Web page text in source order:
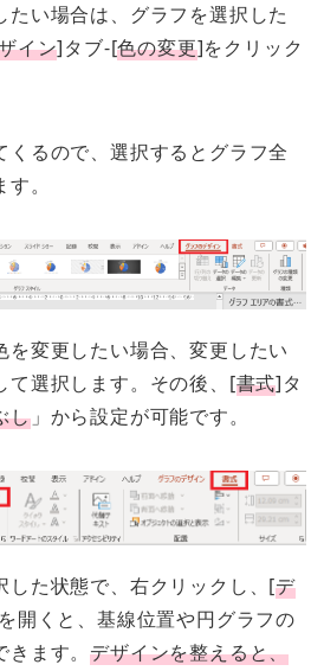
たい場合は、グラフを選択した
イン]タブ-[色の変更]をクリック
くるので、選択するとグラフ全
。
を変更したい場合、変更したい
て選択します。その後、[書式]タ
し」から設定が可能です。
した状態で、右クリックし、[デ
開くと、基線位置や円グラフの
きます。デザインを整えると、